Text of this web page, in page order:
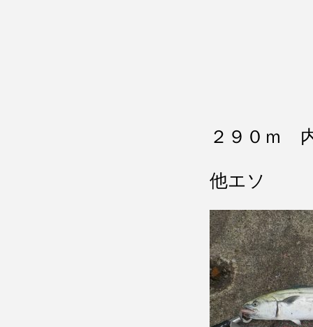
２９０ｍ
他エソ